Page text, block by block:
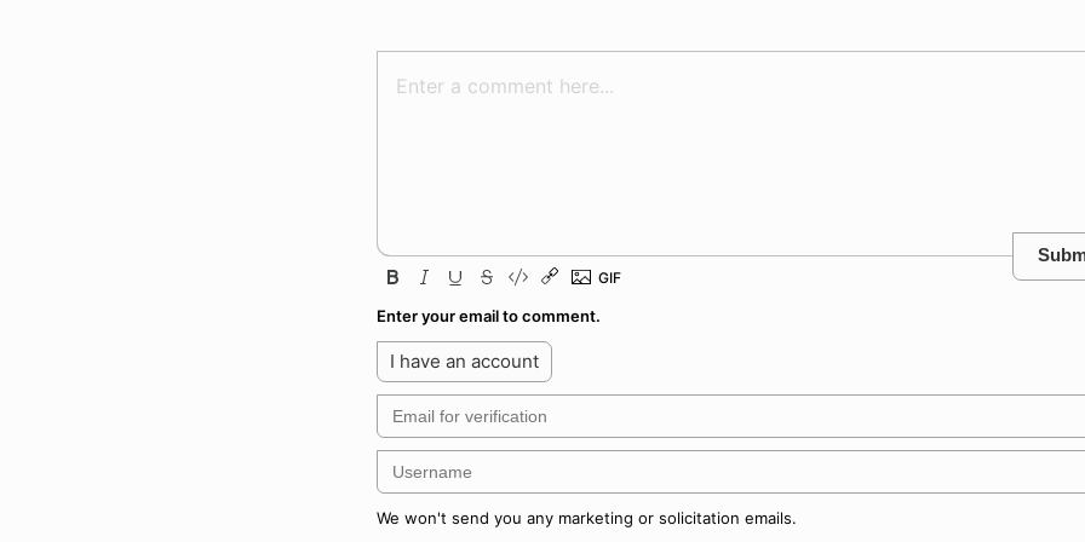
Enter your email to comment.
I have an account
We won't send you any marketing or solicitation emails.